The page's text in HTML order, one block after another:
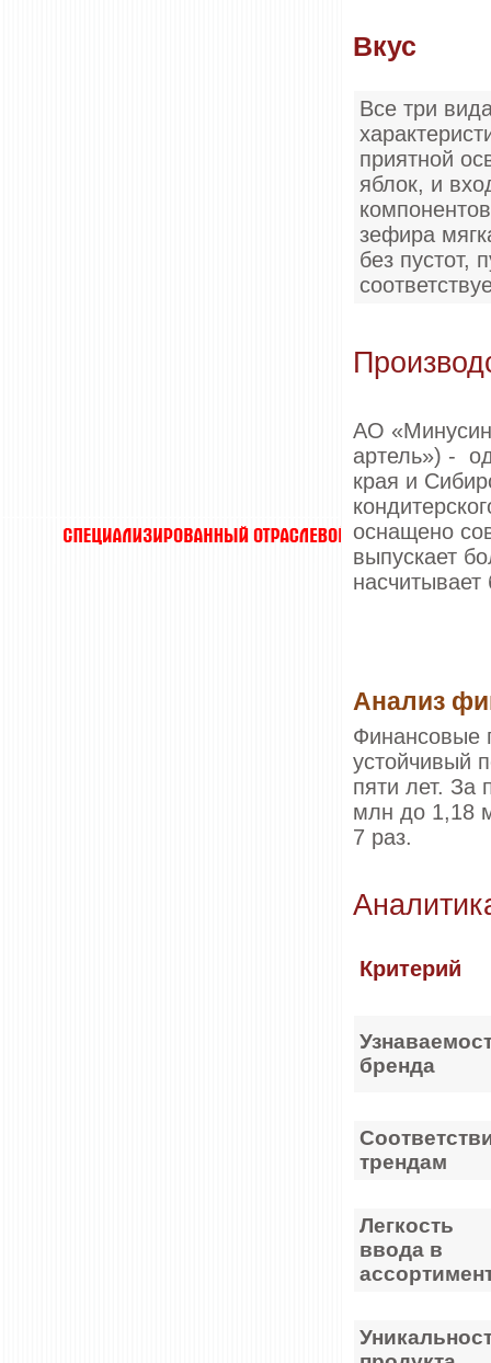
Вкус
Все три
приятной
яблок, и
зефира
без пустот,
АО
артель») -
края и
оснащено
выпускает
Анализ
Финансовые
устойчивый
пяти лет. За
млн до 1,18
7 раз.
Критерий
бренда
трендам
Легкость
ввода в